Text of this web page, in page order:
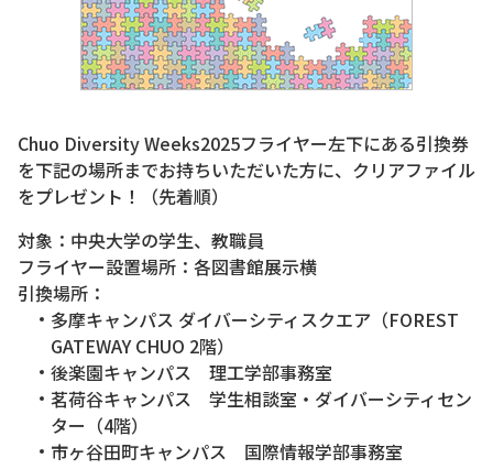
Chuo Diversity Weeks2025フライヤー左下にある引換券
を下記の場所までお持ちいただいた方に、クリアファイル
をプレゼント！（先着順）
対象：中央大学の学生、教職員
フライヤー設置場所：各図書館展示横
引換場所：
多摩キャンパス ダイバーシティスクエア（FOREST
GATEWAY CHUO 2階）
後楽園キャンパス 理工学部事務室
茗荷谷キャンパス 学生相談室・ダイバーシティセン
ター（4階）
市ヶ谷田町キャンパス 国際情報学部事務室